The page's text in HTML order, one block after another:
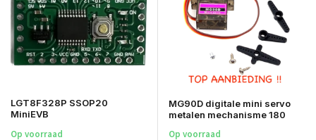
LGT8F328P SSOP20
MiniEVB
Op voorraad
MG90D digitale mini servo
metalen mechanisme 180
Op voorraad